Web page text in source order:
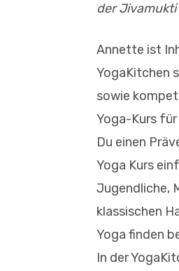
der Jivamukti
Annette ist
YogaKitchen
sowie
Yoga-Kurs
Du einen
Yoga Kurs
Jugendliche,
klassischen
Yoga finden
In der